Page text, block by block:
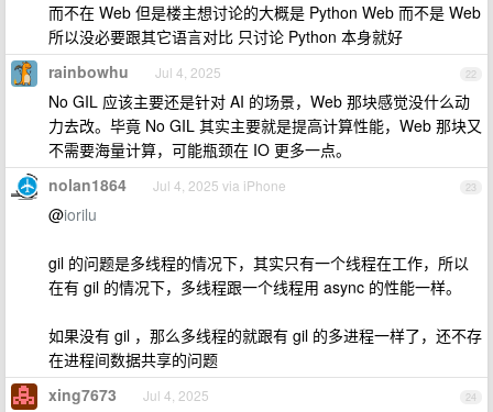
而不在 Web 但是楼主想讨论的大概是 Python Web 而不是 Web
所以没必要跟其它语言对比 只讨论 Python 本身就好
22
rainbowhu Jul 4, 2025
No GIL 应该主要还是针对 AI 的场景，Web 那块感觉没什么动
力去改。毕竟 No GIL 其实主要就是提高计算性能，Web 那块又
不需要海量计算，可能瓶颈在 IO 更多一点。
23
nolan1864 Jul 4, 2025 via iPhone
@iorilu
gil 的问题是多线程的情况下，其实只有一个线程在工作，所以
在有 gil 的情况下，多线程跟一个线程用 async 的性能一样。
如果没有 gil ，那么多线程的就跟有 gil 的多进程一样了，还不存
在进程间数据共享的问题
24
xing7673 Jul 4, 2025